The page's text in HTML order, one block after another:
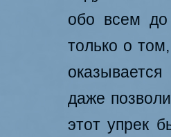
обо всем до
только о
даже
этот упрек